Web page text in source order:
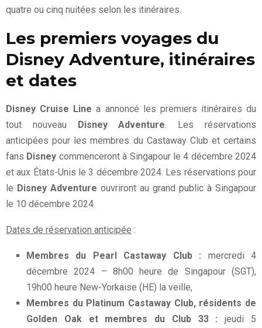
quatre ou cinq nuitées selon les itinéraires.
Les premiers voyages du
Disney Adventure, itinéraires
et dates
Disney Cruise Line a annoncé les premiers itinéraires du
tout nouveau Disney Adventure . Les réservations
anticipées pour les membres du Castaway Club et certains
fans Disney commenceront à Singapour le 4 décembre 2024
et aux États-Unis le 3 décembre 2024. Les réservations pour
le Disney Adventure ouvriront au grand public à Singapour
le 10 décembre 2024.
Dates de réservation anticipée :
Membres du Pearl Castaway Club : mercredi 4
décembre 2024 – 8h00 heure de Singapour (SGT),
19h00 heure New-Yorkaise (HE) la veille,
Membres du Platinum Castaway Club, résidents de
Golden Oak et membres du Club 33 : jeudi 5